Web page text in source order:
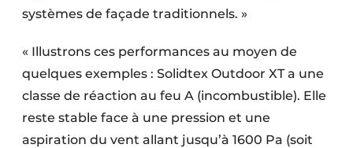
systèmes de façade traditionnels. »
« Illustrons ces performances au moyen de
quelques exemples : Solidtex Outdoor XT a une
classe de réaction au feu A (incombustible). Elle
reste stable face à une pression et une
aspiration du vent allant jusqu’à 1600 Pa (soit